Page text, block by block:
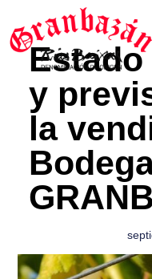
y
la